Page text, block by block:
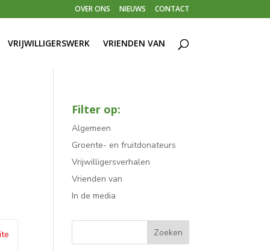
OVER ONS NIEUWS CONTACT
VRIJWILLIGERSWERK VRIENDEN VAN
Filter op:
Algemeen
Groente- en fruitdonateurs
Vrijwilligersverhalen
Vrienden van
In de media